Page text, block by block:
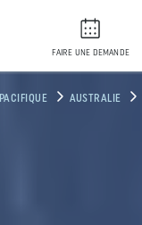
FAIRE UNE DEMANDE
PACIFIQUE AUSTRALIE